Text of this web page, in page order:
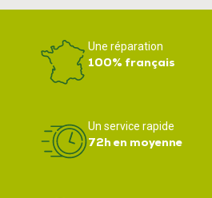
Une réparation
100% français
Un service rapide
72h en moyenne